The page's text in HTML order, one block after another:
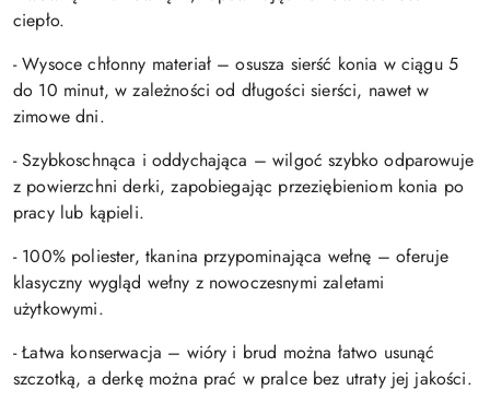
ciepło.
- Wysoce chłonny materiał – osusza sierść konia w ciągu 5
do 10 minut, w zależności od długości sierści, nawet w
zimowe dni.
- Szybkoschnąca i oddychająca – wilgoć szybko odparowuje
z powierzchni derki, zapobiegając przeziębieniom konia po
pracy lub kąpieli.
- 100% poliester, tkanina przypominająca wełnę – oferuje
klasyczny wygląd wełny z nowoczesnymi zaletami
użytkowymi.
- Łatwa konserwacja – wióry i brud można łatwo usunąć
szczotką, a derkę można prać w pralce bez utraty jej jakości.